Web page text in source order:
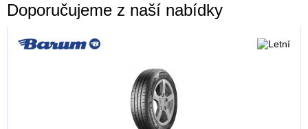
Doporučujeme z naší nabídky